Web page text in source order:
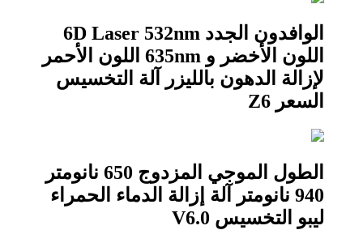
الوافدون الجدد 6D Laser 532nm
اللون الأخضر و 635nm اللون الأحمر
لإزالة الدهون بالليزر آلة التخسيس
السعر Z6
الطول الموجي المزدوج 650 نانومتر
940 نانومتر آلة إزالة الدماء الحمراء
ليبو التخسيس V6.0